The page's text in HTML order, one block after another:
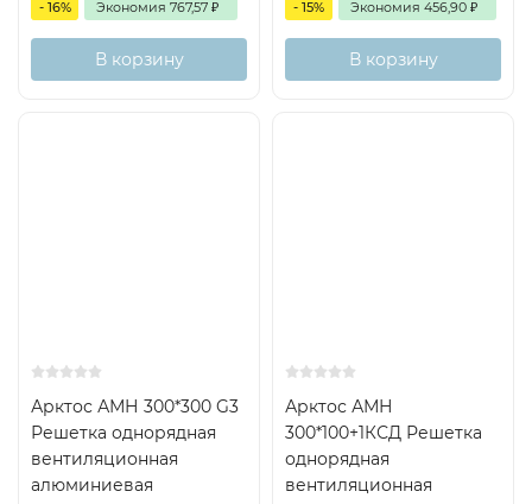
- 16% Экономия 767,57 ₽
В корзину
- 15% Экономия 456,90 ₽
В корзину
Арктос АМН 300*300 G3
Решетка однорядная
вентиляционная
алюминиевая
Арктос АМН
300*100+1КСД Решетка
однорядная
вентиляционная